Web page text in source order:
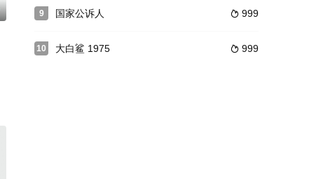
静,闵道允,尚宇,申妍宇
9  999
国家公诉人
10  999
大白鲨 1975